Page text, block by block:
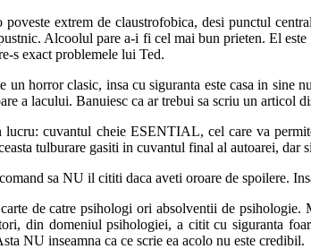
poveste extrem de claustrofobica, desi punctul
Alcoolul pare a-i fi cel mai bun prieten. El
s exact problemele lui Ted.
un horror clasic, insa cu siguranta este casa in sine
a lacului. Banuiesc ca ar trebui sa scriu un articol
cuvantul cheie ESENTIAL, cel care va
tulburare gasiti in cuvantul final al autoarei, dar
sa NU il cititi daca aveti oroare de spoilere.
de catre psihologi ori absolventii de
din domeniul psihologiei, a citit cu siguranta
NU inseamna ca ce scrie ea acolo nu este credibil.